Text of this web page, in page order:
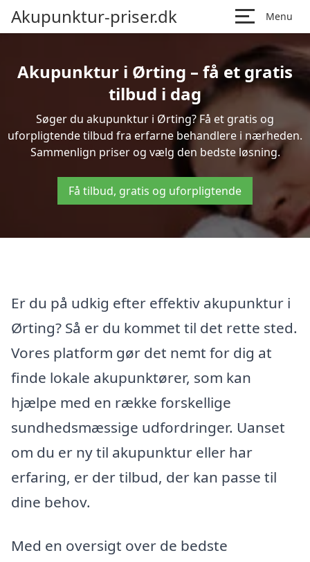
Akupunktur-priser.dk Menu
Akupunktur i Ørting – få et gratis
tilbud i dag
Søger du akupunktur i Ørting? Få et gratis og
uforpligtende tilbud fra erfarne behandlere i nærheden.
Sammenlign priser og vælg den bedste løsning.
Få tilbud, gratis og uforpligtende
Er du på udkig efter effektiv akupunktur i
Ørting? Så er du kommet til det rette sted.
Vores platform gør det nemt for dig at
finde lokale akupunktører, som kan
hjælpe med en række forskellige
sundhedsmæssige udfordringer. Uanset
om du er ny til akupunktur eller har
erfaring, er der tilbud, der kan passe til
dine behov.
Med en oversigt over de bedste